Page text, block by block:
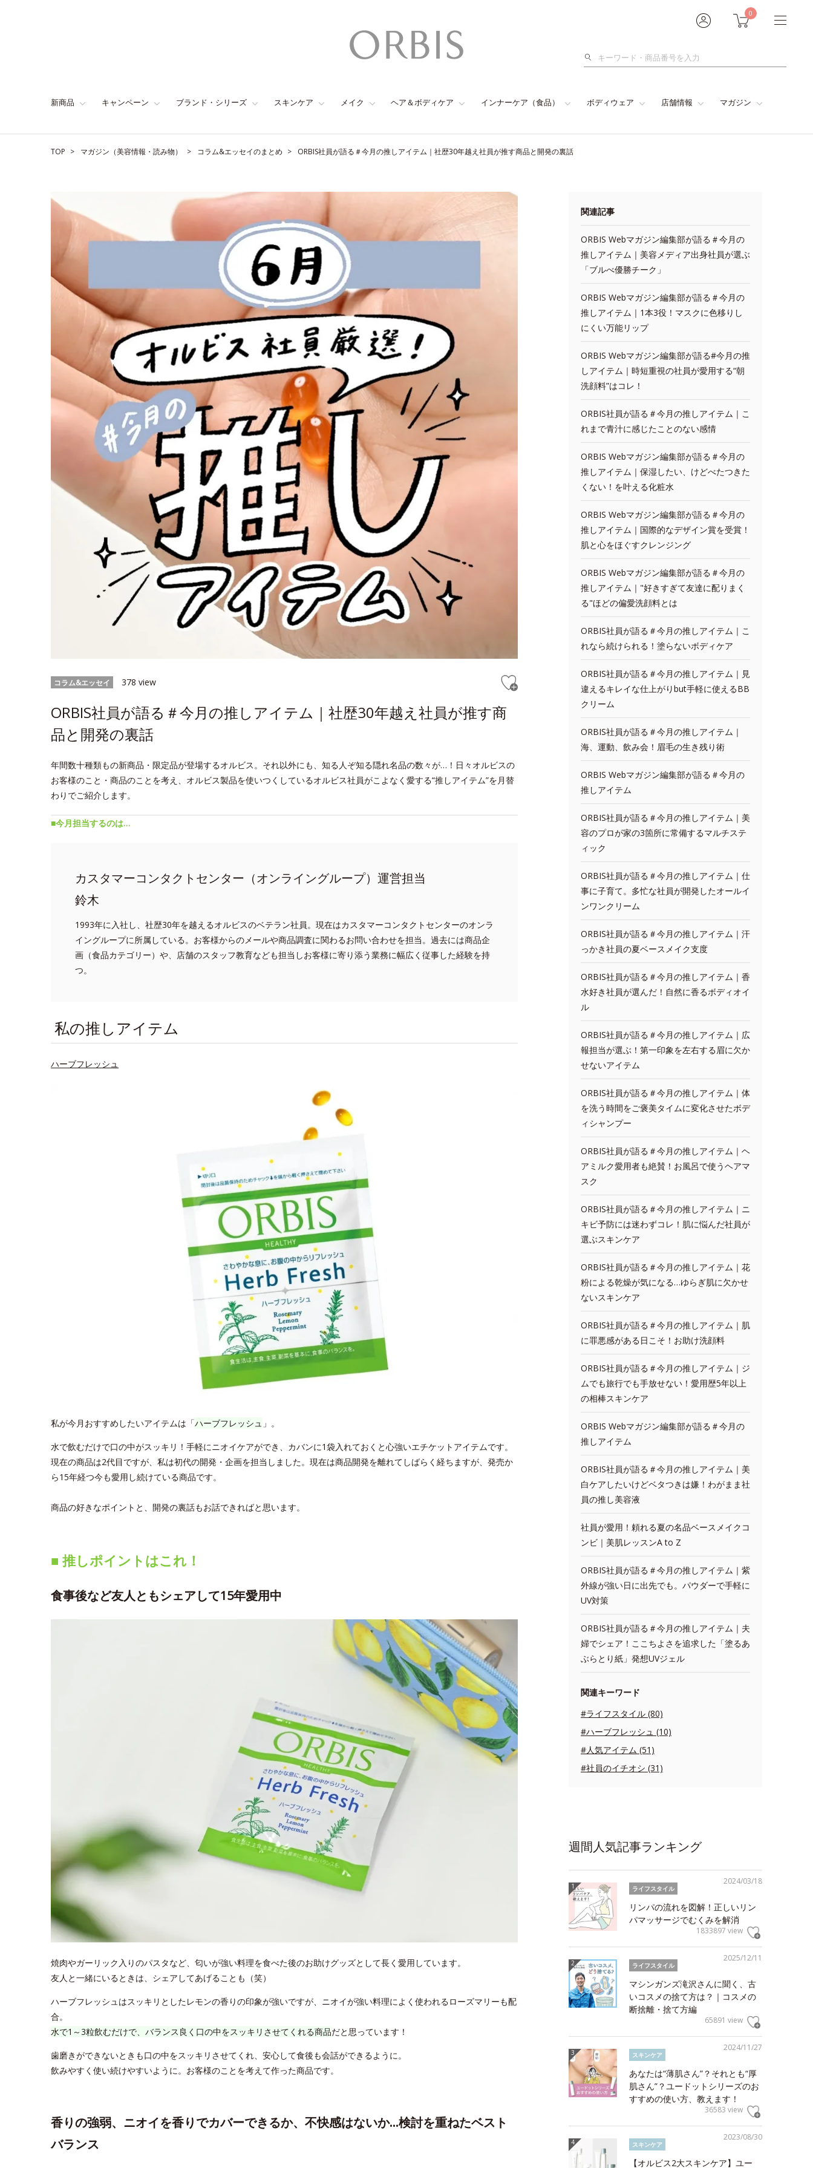
0
検
新商品 キャンペーン ブランド・シリーズ スキンケア メイク ヘア＆ボディケア インナーケア（食品） ボディウェア 店舗情報 マガジン
TOP マガジン（美容情報・読み物） コラム&エッセイのまとめ ORBIS社員が語る＃今月の推しアイテム｜社歴30年越え社員が推す商品と開発の裏話
コラム&エッセイ 378 view
ORBIS社員が語る＃今月の推しアイテム｜社歴30年越え社員が推す商
品と開発の裏話
年間数十種類もの新商品・限定品が登場するオルビス。それ以外にも、知る人ぞ知る隠れ名品の数々が…！日々オルビスの
お客様のこと・商品のことを考え、オルビス製品を使いつくしているオルビス社員がこよなく愛する“推しアイテム”を月替
わりでご紹介します。
■今月担当するのは…
カスタマーコンタクトセンター（オンライングループ）運営担当
鈴木
1993年に入社し、社歴30年を越えるオルビスのベテラン社員。現在はカスタマーコンタクトセンターのオンラ
イングループに所属している。お客様からのメールや商品調査に関わるお問い合わせを担当。過去には商品企
画（食品カテゴリー）や、店舗のスタッフ教育なども担当しお客様に寄り添う業務に幅広く従事した経験を持
つ。
私の推しアイテム
ハーブフレッシュ
私が今月おすすめしたいアイテムは「ハーブフレッシュ 」。
水で飲むだけで口の中がスッキリ！手軽にニオイケアができ、カバンに1袋入れておくと心強いエチケットアイテムです。
現在の商品は2代目ですが、私は初代の開発・企画を担当しました。現在は商品開発を離れてしばらく経ちますが、発売か
ら15年経つ今も愛用し続けている商品です。
商品の好きなポイントと、開発の裏話もお話できればと思います。
■ 推しポイントはこれ！
食事後など友人ともシェアして15年愛用中
焼肉やガーリック入りのパスタなど、匂いが強い料理を食べた後のお助けグッズとして長く愛用しています。
友人と一緒にいるときは、シェアしてあげることも（笑）
ハーブフレッシュはスッキリとしたレモンの香りの印象が強いですが、ニオイが強い料理によく使われるローズマリーも配
合。
水で1～3粒飲むだけで、バランス良く口の中をスッキリさせてくれる商品だと思っています！
歯磨きができないときも口の中をスッキリさせてくれ、安心して食後も会話ができるように。
飲みやすく使い続けやすいように。お客様のことを考えて作った商品です。
香りの強弱、ニオイを香りでカバーできるか、不快感はないか…検討を重ねたベスト
バランス
関連記事
ORBIS Webマガジン編集部が語る＃今月の
推しアイテム｜美容メディア出身社員が選ぶ
「ブルべ優勝チーク」
ORBIS Webマガジン編集部が語る＃今月の
推しアイテム｜1本3役！マスクに色移りし
にくい万能リップ
ORBIS Webマガジン編集部が語る#今月の推
しアイテム｜時短重視の社員が愛用する“朝
洗顔料”はコレ！
ORBIS社員が語る＃今月の推しアイテム｜こ
れまで青汁に感じたことのない感情
ORBIS Webマガジン編集部が語る＃今月の
推しアイテム｜保湿したい、けどべたつきた
くない！を叶える化粧水
ORBIS Webマガジン編集部が語る＃今月の
推しアイテム｜国際的なデザイン賞を受賞！
肌と心をほぐすクレンジング
ORBIS Webマガジン編集部が語る＃今月の
推しアイテム｜"好きすぎて友達に配りまく
る"ほどの偏愛洗顔料とは
ORBIS社員が語る＃今月の推しアイテム｜こ
れなら続けられる！塗らないボディケア
ORBIS社員が語る＃今月の推しアイテム｜見
違えるキレイな仕上がりbut手軽に使えるBB
クリーム
ORBIS社員が語る＃今月の推しアイテム｜
海、運動、飲み会！眉毛の生き残り術
ORBIS Webマガジン編集部が語る＃今月の
推しアイテム
ORBIS社員が語る＃今月の推しアイテム｜美
容のプロが家の3箇所に常備するマルチステ
ィック
ORBIS社員が語る＃今月の推しアイテム｜仕
事に子育て。多忙な社員が開発したオールイ
ンワンクリーム
ORBIS社員が語る＃今月の推しアイテム｜汗
っかき社員の夏ベースメイク支度
ORBIS社員が語る＃今月の推しアイテム｜香
水好き社員が選んだ！自然に香るボディオイ
ル
ORBIS社員が語る＃今月の推しアイテム｜広
報担当が選ぶ！第一印象を左右する眉に欠か
せないアイテム
ORBIS社員が語る＃今月の推しアイテム｜体
を洗う時間をご褒美タイムに変化させたボデ
ィシャンプー
ORBIS社員が語る＃今月の推しアイテム｜ヘ
アミルク愛用者も絶賛！お風呂で使うヘアマ
スク
ORBIS社員が語る＃今月の推しアイテム｜ニ
キビ予防には迷わずコレ！肌に悩んだ社員が
選ぶスキンケア
ORBIS社員が語る＃今月の推しアイテム｜花
粉による乾燥が気になる…ゆらぎ肌に欠かせ
ないスキンケア
ORBIS社員が語る＃今月の推しアイテム｜肌
に罪悪感がある日こそ！お助け洗顔料
ORBIS社員が語る＃今月の推しアイテム｜ジ
ムでも旅行でも手放せない！愛用歴5年以上
の相棒スキンケア
ORBIS Webマガジン編集部が語る＃今月の
推しアイテム
ORBIS社員が語る＃今月の推しアイテム｜美
白ケアしたいけどベタつきは嫌！わがまま社
員の推し美容液
社員が愛用！頼れる夏の名品ベースメイクコ
ンビ｜美肌レッスンA to Z
ORBIS社員が語る＃今月の推しアイテム｜紫
外線が強い日に出先でも。パウダーで手軽に
UV対策
ORBIS社員が語る＃今月の推しアイテム｜夫
婦でシェア！ここちよさを追求した「塗るあ
ぶらとり紙」発想UVジェル
関連キーワード
#ライフスタイル (80)
#ハーブフレッシュ (10)
#人気アイテム (51)
#社員のイチオシ (31)
週間人気記事ランキング
2024/03/18
ライフスタイル
リンパの流れを図解！正しいリン
パマッサージでむくみを解消
1833897 view
2025/12/11
ライフスタイル
マシンガンズ滝沢さんに聞く、古
いコスメの捨て方は？｜コスメの
断捨離・捨て方編
65891 view
2024/11/27
スキンケア
あなたは“薄肌さん”？それとも“厚
肌さん”？ユードットシリーズのお
すすめの使い方、教えます！
36583 view
2023/08/30
スキンケア
【オルビス2大スキンケア】ユー